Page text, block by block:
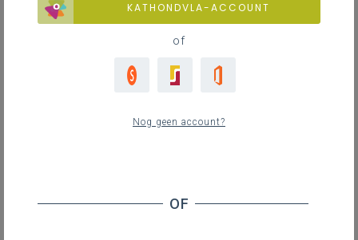
KATHONDVLA-ACCOUNT
of
Nog geen account?